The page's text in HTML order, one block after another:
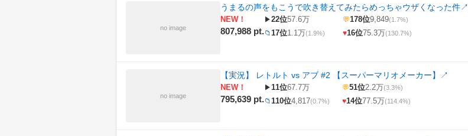
no image
うまるの声をもこうで吹き替えてみたらめっちゃウザくなった件↗
NEW！
807,988 pt.
▶22位57.6万 💬178位9,849(1.7%)
📁 17位1.1万(1.9%) ♥16位75.3万(130.7%)
no image
【実況】 レトルト vs アブ #2 【スーパーマリオメーカー】 ↗
NEW！
795,639 pt.
▶11位67.7万 💬51位2.2万(3.3%)
📁 110位4,817(0.7%) ♥14位77.5万(114.4%)